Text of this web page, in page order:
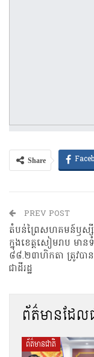
Share
PREV POST
តំបន់ព្រៃសហគមន៍ឫស្សី
ក្នុងខេត្តសៀមរាប មា
៨៨.២៣ហិកតា ត្រូវបាន
ជាដីរដ្ឋ
ព័ត៌មានដែល
ព័ត៌មានជាតិ